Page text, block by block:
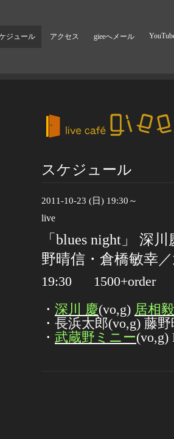
ジュール アクセス gieeへメール
スケジュール
2011-10-23 (日) 19:30～
live
「blues night」 深
野晴信・倉橋敏幸
19:30 1500+order
・ 深川 慶(vo,g) 居相毅
・長浜太郎(vo,g) 藤
・ 武蔵野ミニー(vo,g)